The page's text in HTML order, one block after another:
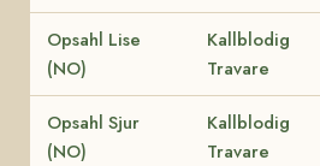
Opsahl Lise
(NO)
Kallblodig
Travare
Opsahl Sjur
(NO)
Kallblodig
Travare